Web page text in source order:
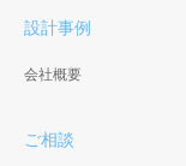
設計事例
会社概要
ご相談